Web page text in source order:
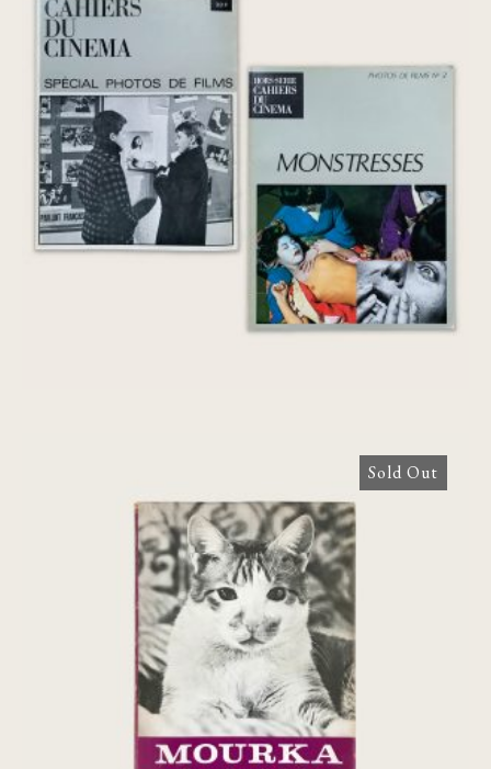
Cahiers du cinéma: Spécial photos de
films n°1 + n°2
Sold Out
Mourka: The Autobiography of a Cat
140,00